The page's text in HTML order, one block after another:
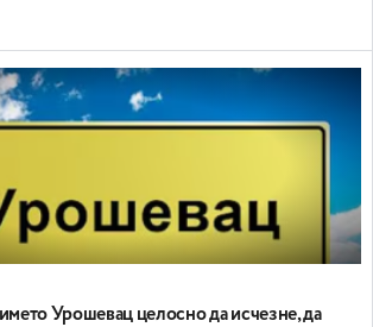
Урошевац целосно да исчезне, да